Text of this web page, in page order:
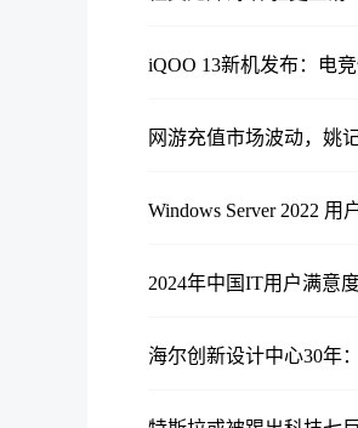
iQOO 13新机发布：电
网游充值市场波动，姚
Windows Server 2022
2024年中国IT用户满意
海尔创新设计中心30年